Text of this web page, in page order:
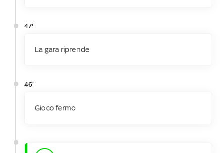
47'
La gara riprende
46'
Gioco fermo